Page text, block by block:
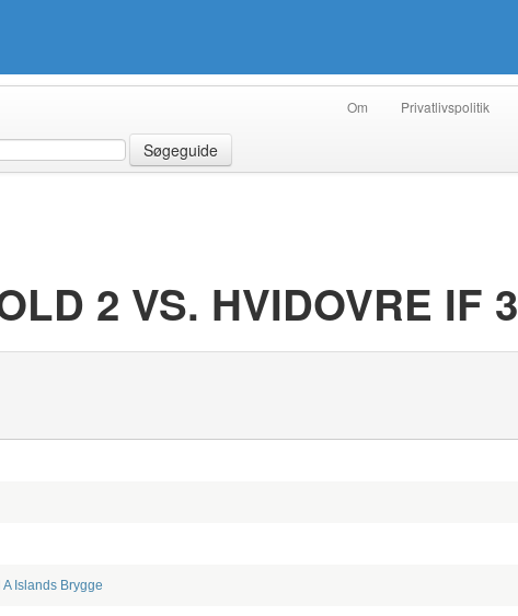
Om Privatlivspolitik
Søgeguide
2 VS. HVIDOVRE IF 3
A Islands Brygge